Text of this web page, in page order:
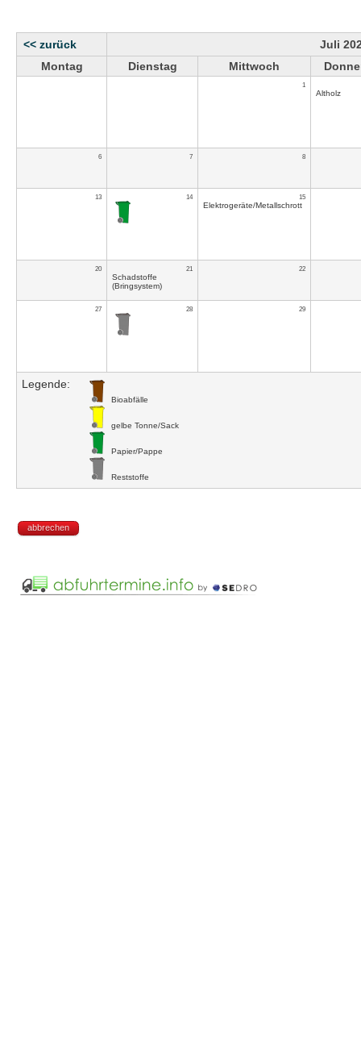
<< zurück
Juli
Montag
Dienstag Mittwoch
1
Altholz
6 7 8
13 14 15
Elektrogeräte/Metallschrott
20 21
Schadstoffe
(Bringsystem)
22
27 28 29
Legende:
Bioabfälle
gelbe Tonne/Sack
Papier/Pappe
Reststoffe
abbrechen